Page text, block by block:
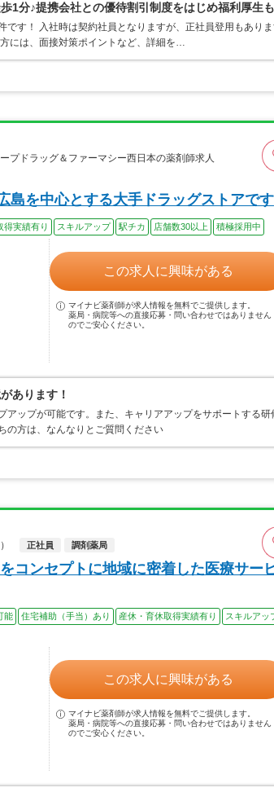
1分♪提携会社との優待割引制度をはじめ福利厚生も
す！ 入社時は契約社員となりますが、正社員登用もありま
には、面接対策ポイントなど、詳細を…
ドラッグ＆ファーマシー西日本の薬剤師求人
島を中心とする大手ドラッグストアです
得実績有り スキルアップ 駅チカ 店舗数30以上 積極採用中
この求人に興味がある
マイナビ薬剤師が求人情報を無料でご提供します。
薬局・病院等への直接応募・問い合わせではありません
のでご安心ください。
あります！
ップが可能です。また、キャリアアップをサポートする研
の方は、なんなりとご質問ください
正社員 調剤薬局
コンセプトに地域に密着した医療サー
能 住宅補助（手当）あり 産休・育休取得実績有り スキルアッ
この求人に興味がある
マイナビ薬剤師が求人情報を無料でご提供します。
薬局・病院等への直接応募・問い合わせではありません
のでご安心ください。